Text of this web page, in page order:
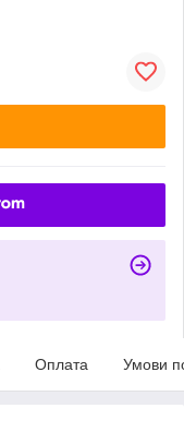
Оплата Умови